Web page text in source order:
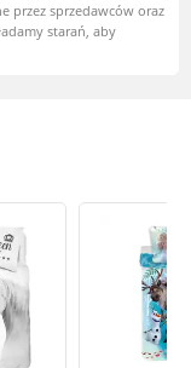
przez sprzedawców oraz
starań, aby